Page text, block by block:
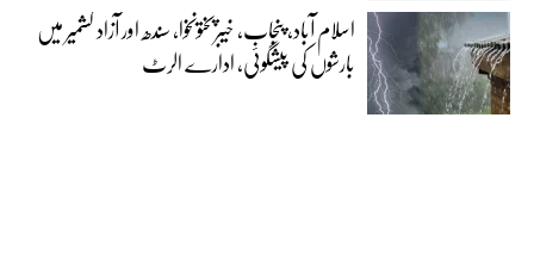
اسلام آباد، پنجاب، خیبرپختونخوا، سندھ اور آزاد کشمیر میں
بارشوں کی پیشگوئی، ادارے الرٹ